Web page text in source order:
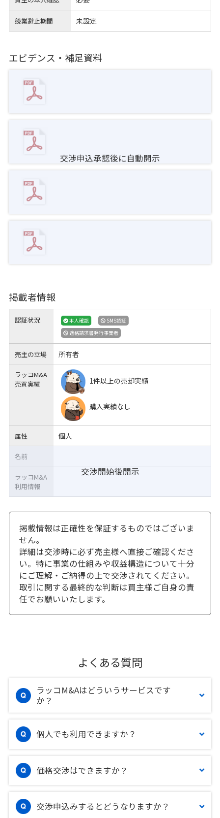
競業避止期間 未設定
エビデンス・補足資料
交渉申込承認後に自動開示
掲載者情報
認証状況 本人確認
SMS認証
適格請求書発行事業者
売主の立場 所有者
ラッコM&A
売買実績
1件以上の売却実績
購入実績なし
属性 個人
交渉開始後開示
名前
ラッコM&A
利用情報
掲載情報は正確性を保証するものではございま
せん。
詳細は交渉時に必ず売主様へ直接ご確認くださ
い。特に事業の仕組みや収益構造について十分
にご理解・ご納得の上で交渉されてください。
取引に関する最終的な判断は買主様ご自身の責
任でお願いいたします。
よくある質問
ラッコM&Aはどういうサービスです
か？
個人でも利用できますか？
価格交渉はできますか？
交渉申込みするとどうなりますか？